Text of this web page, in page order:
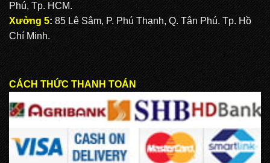
Phú, Tp. HCM.
Xưởng 5: 85 Lê Sâm, P. Phú Thạnh, Q. Tân Phú. Tp. Hồ
Chí Minh.
CÁCH THỨC THANH TOÁN